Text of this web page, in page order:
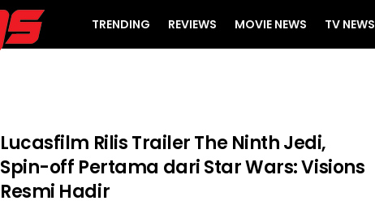
TRENDING REVIEWS MOVIE NEWS TV NEWS
Lucasfilm Rilis Trailer The Ninth Jedi,
Spin-off Pertama dari Star Wars: Visions
Resmi Hadir